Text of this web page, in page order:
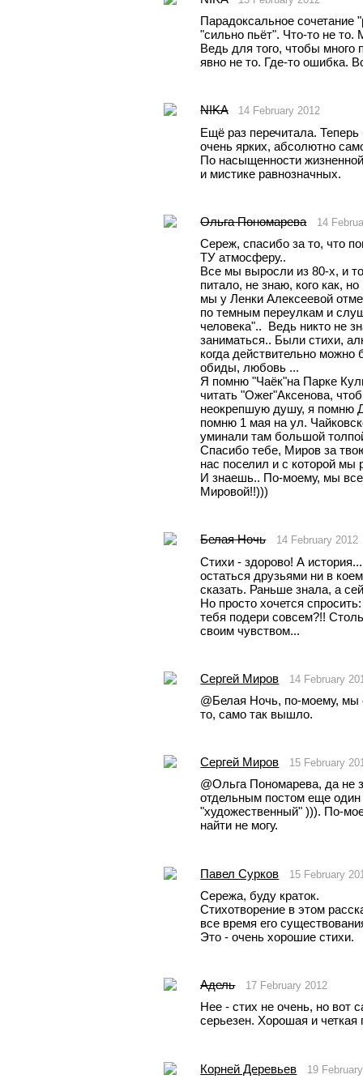
Парадоксальное сочетание
"сильно пьёт". Что-то не
Ведь для того, чтобы много
явно не то. Где-то ошибка.
NIKA 14 February 2012
Ещё раз перечитала.
очень ярких, абсолютно
По насыщенности
и мистике равнозначных.
Ольга Пономарева 14
Сереж, спасибо за то, что
ТУ атмосферу..
Все мы выросли из 80-х, и
питало, не знаю, кого как,
мы у Ленки Алексеевой
по темным переулкам и
человека"..  Ведь никто не
заниматься.. Были стихи,
когда действительно
обиды, любовь ...
Я помню "Чаёк"на Парке
читать "Ожег"Аксенова,
неокрепшую душу, я помню
помню 1 мая на ул.
уминали там большой
Спасибо тебе, Миров за
нас поселил и с которой мы
Мировой!!)))
Белая Ночь 14 February 2012
Стихи - здорово! А
остаться друзьями ни в
сказать. Раньше знала, а
Но просто хочется
тебя подери совсем?!!
своим чувством...
Сергей Миров 14 February
@Белая Ночь, по-моему, мы
то, само так вышло.
Сергей Миров 15 February
@Ольга Пономарева, да не
отдельным постом еще один
"художественный" ))). По-
найти не могу.
Павел Сурков 15 February
Сережа, буду краток.
Стихотворение в этом
все время его
Это - очень хорошие стихи.
Адель 17 February 2012
Нее - стих не очень, но вот
серьезен. Хорошая и четкая
Корней Деревьев 19